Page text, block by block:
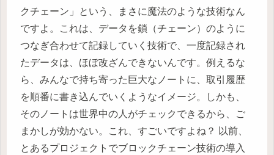
クチェーン」という、まさに魔法のような技術なん
ですよ。これは、データを鎖（チェーン）のように
つなぎ合わせて記録していく技術で、一度記録され
たデータは、ほぼ改ざんできないんです。例えるな
ら、みんなで持ち寄った巨大なノートに、取引履歴
を順番に書き込んでいくようなイメージ。しかも、
そのノートは世界中の人がチェックできるから、ご
まかしが効かない。これ、すごいですよね？ 以前、
とあるプロジェクトでブロックチェーン技術の導入